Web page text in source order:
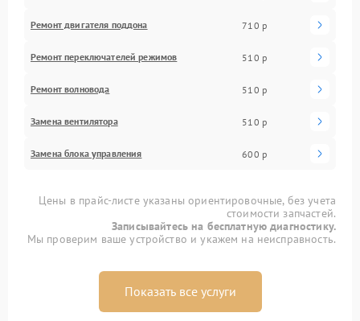
Ремонт двигателя поддона 710 р
Ремонт переключателей режимов 510 р
Ремонт волновода 510 р
Замена вентилятора 510 р
Замена блока управления 600 р
Цены в прайс-листе указаны ориентировочные, без учета
стоимости запчастей.
Записывайтесь на бесплатную диагностику.
Мы проверим ваше устройство и укажем на неисправность.
Показать все услуги